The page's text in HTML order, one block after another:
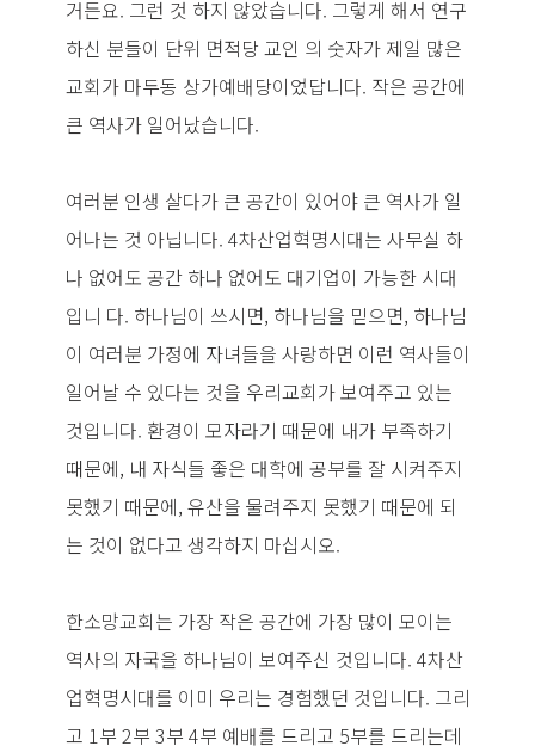
거든요. 그런 것 하지 않았습니다. 그렇게 해서 연구
하신 분들이 단위 면적당 교인 의 숫자가 제일 많은
교회가 마두동 상가예배당이었답니다. 작은 공간에
큰 역사가 일어났습니다.
여러분 인생 살다가 큰 공간이 있어야 큰 역사가 일
어나는 것 아닙니다. 4차산업혁명시대는 사무실 하
나 없어도 공간 하나 없어도 대기업이 가능한 시대
입니 다. 하나님이 쓰시면, 하나님을 믿으면, 하나님
이 여러분 가정에 자녀들을 사랑하면 이런 역사들이
일어날 수 있다는 것을 우리교회가 보여주고 있는
것입니다. 환경이 모자라기 때문에 내가 부족하기
때문에, 내 자식들 좋은 대학에 공부를 잘 시켜주지
못했기 때문에, 유산을 물려주지 못했기 때문에 되
는 것이 없다고 생각하지 마십시오.
한소망교회는 가장 작은 공간에 가장 많이 모이는
역사의 자국을 하나님이 보여주신 것입니다. 4차산
업혁명시대를 이미 우리는 경험했던 것입니다. 그리
고 1부 2부 3부 4부 예배를 드리고 5부를 드리는데